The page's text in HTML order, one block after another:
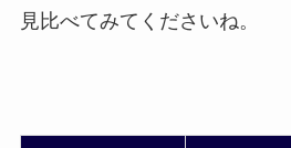
見比べてみてくださいね。